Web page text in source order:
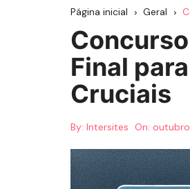
Página inicial Geral
Final
Cruciais
By: Intersites On: